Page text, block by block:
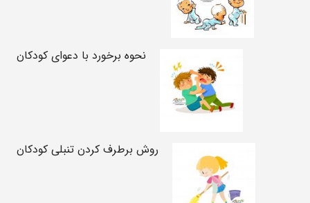
نحوه برخورد با دعوای کودکان
روش برطرف کردن تنبلی کودکان